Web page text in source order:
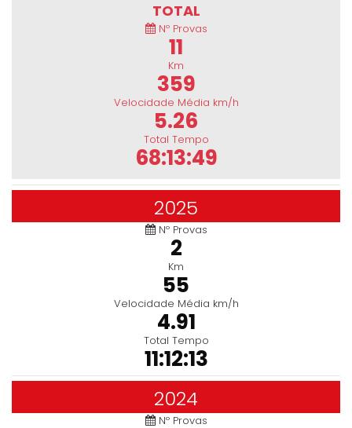
TOTAL
Nº Provas
11
Km
359
Velocidade Média km/h
5.26
Total Tempo
68:13:49
2025
Nº Provas
2
Km
55
Velocidade Média km/h
4.91
Total Tempo
11:12:13
2024
Nº Provas